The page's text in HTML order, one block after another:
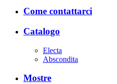
Come contattarci
Catalogo
Electa
Abscondita
Mostre